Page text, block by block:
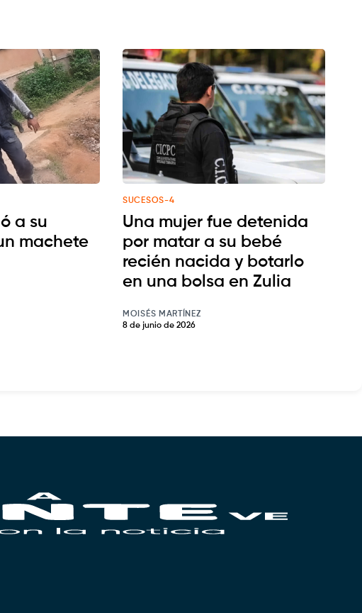
a su
machete
SUCESOS-4
Una mujer fue detenida
por matar a su bebé
recién nacida y botarlo
en una bolsa en Zulia
MOISÉS MARTÍNEZ
8 de junio de 2026